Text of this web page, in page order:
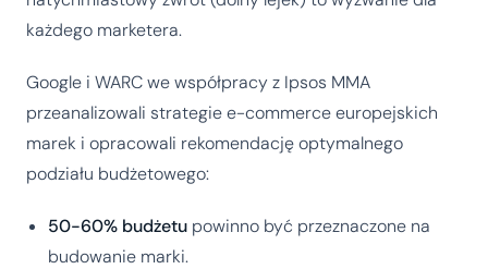
każdego marketera.
Google i WARC we współpracy z Ipsos MMA
przeanalizowali strategie e-commerce europejskich
marek i opracowali rekomendację optymalnego
podziału budżetowego:
50-60% budżetu powinno być przeznaczone na
budowanie marki.